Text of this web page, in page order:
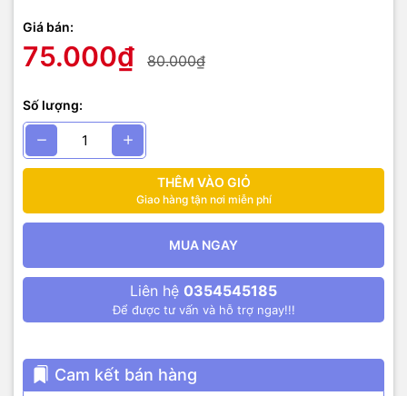
Giá bán:
75.000₫ 80.000₫
Số lượng:
THÊM VÀO GIỎ
Giao hàng tận nơi miễn phí
MUA NGAY
Liên hệ 0354545185
Để được tư vấn và hỗ trợ ngay!!!
Cam kết bán hàng